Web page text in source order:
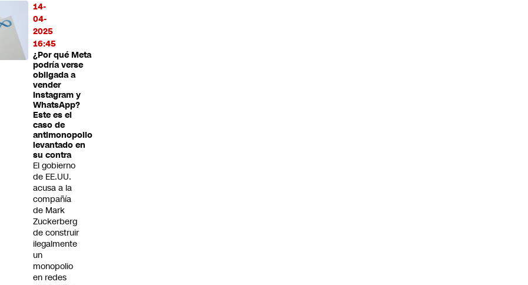
14-
04-
2025
16:45
¿Por qué Meta
podría verse
obligada a
vender
Instagram y
WhatsApp?
Este es el
caso de
antimonopolio
levantado en
su contra
El gobierno
de EE.UU.
acusa a la
compañía
de Mark
Zuckerberg
de construir
ilegalmente
un
monopolio
en redes